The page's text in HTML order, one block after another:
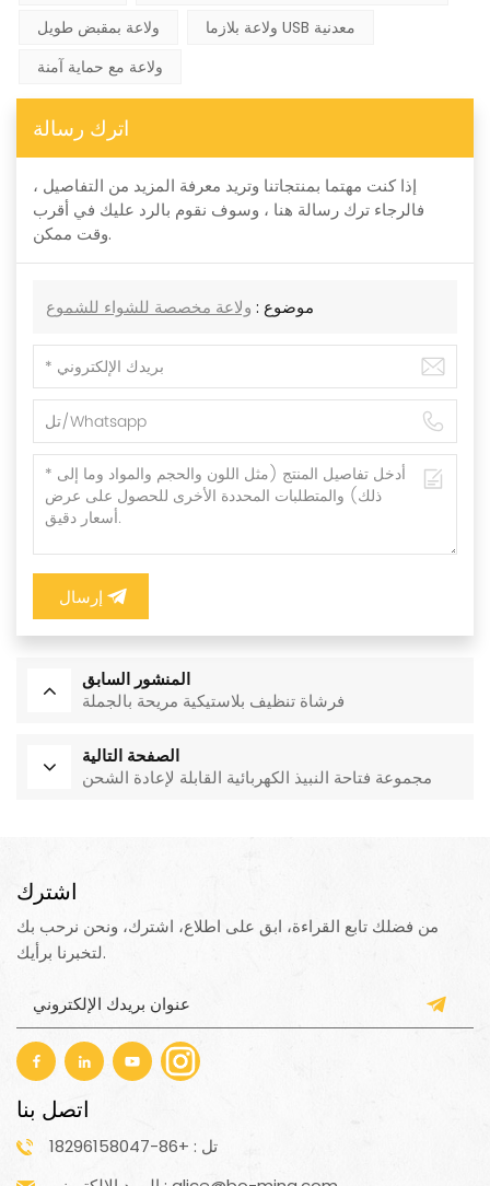
ولاعة بمقبض طويل
ولاعة بلازما USB معدنية
ولاعة مع حماية آمنة
اترك رسالة
إذا كنت مهتما بمنتجاتنا وتريد معرفة المزيد من التفاصيل ،
فالرجاء ترك رسالة هنا ، وسوف نقوم بالرد عليك في أقرب
وقت ممكن.
موضوع : ولاعة مخصصة للشواء للشموع
إرسال
المنشور السابق
فرشاة تنظيف بلاستيكية مريحة بالجملة
الصفحة التالية
مجموعة فتاحة النبيذ الكهربائية القابلة لإعادة الشحن
اشترك
من فضلك تابع القراءة، ابق على اطلاع، اشترك، ونحن نرحب بك
لتخبرنا برأيك.
اتصل بنا
تل : +86-18296158047